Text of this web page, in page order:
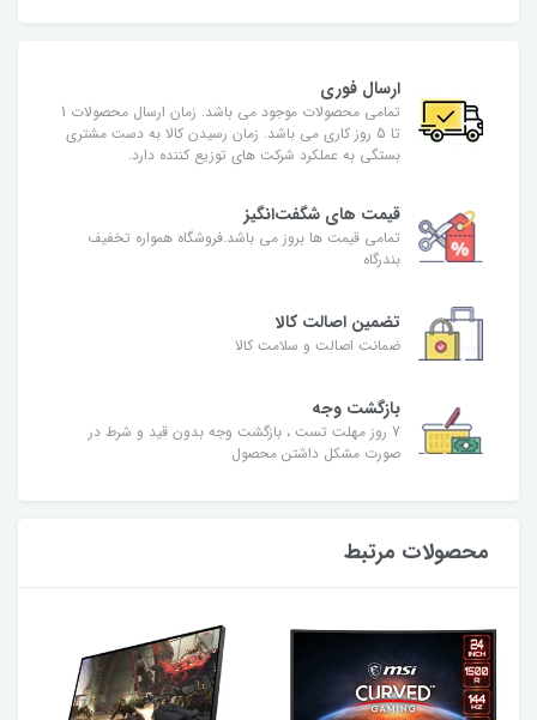
ارسال فوری
تمامی محصولات موجود می باشد. زمان ارسال محصولات 1
تا 5 روز کاری می باشد. زمان رسیدن کالا به دست مشتری
بستگی به عملکرد شرکت های توزیع کننده دارد.
قیمت های شگفت‌انگیز
تمامی قیمت ها بروز می باشد.فروشگاه همواره تخفیف
بندرگاه
تضمین اصالت کالا
ضمانت اصالت و سلامت کالا
بازگشت وجه
7 روز مهلت تست ، بازگشت وجه بدون قید و شرط در
صورت مشکل داشتن محصول
محصولات مرتبط